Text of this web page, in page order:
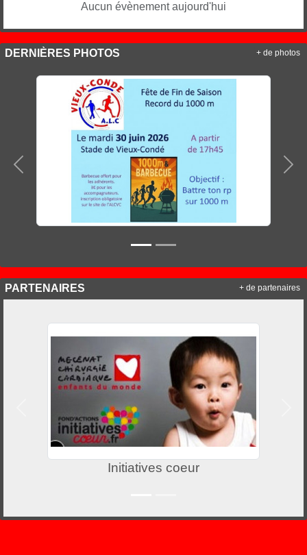
Aucun évènement aujourd'hui
DERNIÈRES PHOTOS
Précedent
+ de photos
PARTENAIRES
Initiatives coeur
Précedent
+ de partenaires